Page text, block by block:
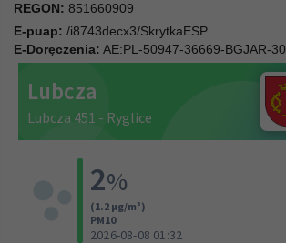
REGON: 851660909
E-puap: /i8743decx3/SkrytkaESP
E-Doręczenia: AE:PL-50947-36669-BGJAR-30